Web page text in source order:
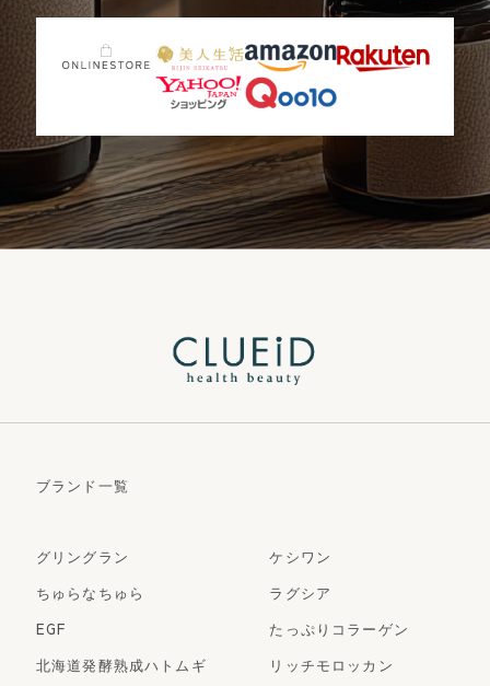
ブランド一覧
グリングラン
ケシワン
ちゅらなちゅら
ラグシア
EGF
たっぷりコラーゲン
北海道発酵熟成ハトムギ
リッチモロッカン